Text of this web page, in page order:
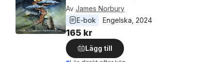
Av James Norbury
E-bok
Engelska 2024
165 kr
Lägg till